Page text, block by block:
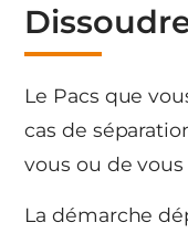
Le Pacs que
cas de
vous ou de vous
La démarche